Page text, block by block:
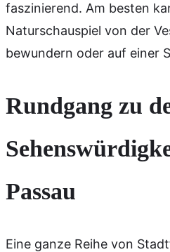
faszinierend. Am besten
Naturschauspiel von der
bewundern oder auf einer
Rundgang zu
Passau
Eine ganze Reihe von